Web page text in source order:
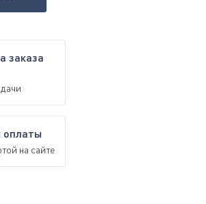
заказа
оплаты
на сайте